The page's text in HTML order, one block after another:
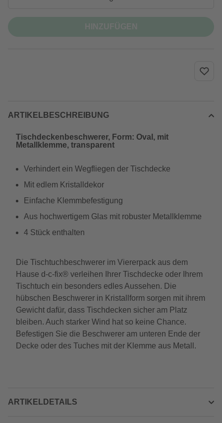
ARTIKELBESCHREIBUNG
Tischdeckenbeschwerer, Form: Oval, mit
Metallklemme, transparent
Verhindert ein Wegfliegen der Tischdecke
Mit edlem Kristalldekor
Einfache Klemmbefestigung
Aus hochwertigem Glas mit robuster Metallklemme
4 Stück enthalten
Die Tischtuchbeschwerer im Viererpack aus dem
Hause d-c-fix® verleihen Ihrer Tischdecke oder Ihrem
Tischtuch ein besonders edles Aussehen. Die
hübschen Beschwerer in Kristallform sorgen mit ihrem
Gewicht dafür, dass Tischdecken sicher am Platz
bleiben. Auch starker Wind hat so keine Chance.
Befestigen Sie die Beschwerer am unteren Ende der
Decke oder des Tuches mit der Klemme aus Metall.
ARTIKELDETAILS